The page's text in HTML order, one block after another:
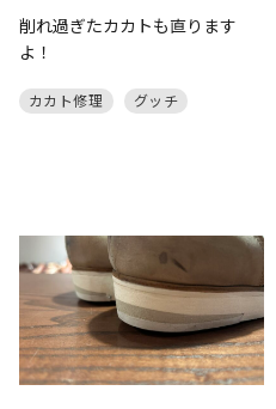
削れ過ぎたカカトも直ります
よ！
カカト修理 グッチ